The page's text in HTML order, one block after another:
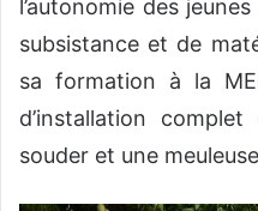
l’autonomie des
subsistance et de
sa formation à la
d’installation
souder et une